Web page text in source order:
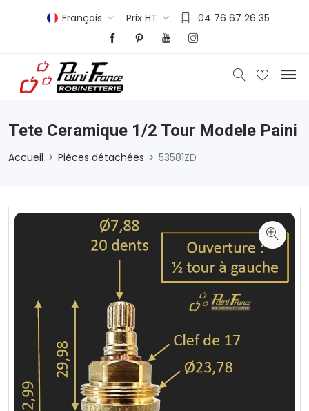
Français Prix HT 04 76 67 26 35
Tete Ceramique 1/2 Tour Modele Paini
Accueil Pièces détachées 53581ZD